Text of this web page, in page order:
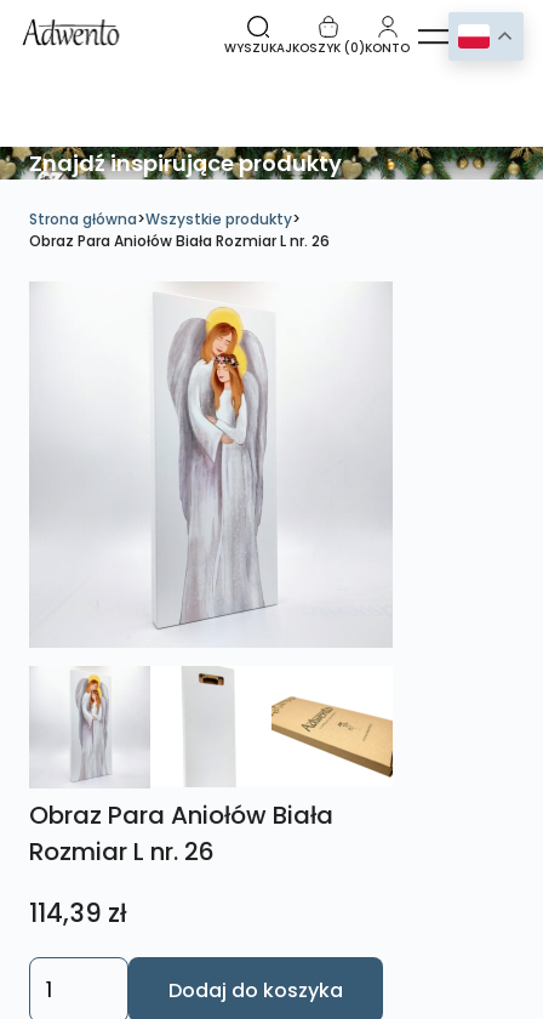
WYSZUKAJKOSZYK (0)KONTO
Znajdź inspirujące produkty
Strona główna>Wszystkie produkty>
Obraz Para Aniołów Biała Rozmiar L nr. 26
Obraz Para Aniołów Biała
Rozmiar L nr. 26
114,39 zł
ilość
Obraz
Dodaj do koszyka